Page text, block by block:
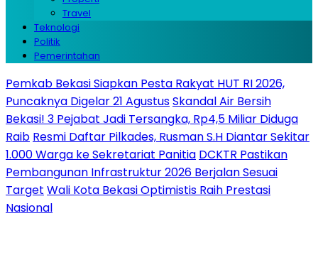
Travel
Teknologi
Politik
Pemerintahan
Pemkab Bekasi Siapkan Pesta Rakyat HUT RI 2026,
Puncaknya Digelar 21 AgustusSkandal Air Bersih
Bekasi! 3 Pejabat Jadi Tersangka, Rp4,5 Miliar Diduga
Raib Resmi Daftar Pilkades, Rusman S.H Diantar Sekitar
1.000 Warga ke Sekretariat Panitia DCKTR Pastikan
Pembangunan Infrastruktur 2026 Berjalan Sesuai
Target Wali Kota Bekasi Optimistis Raih Prestasi
Nasional